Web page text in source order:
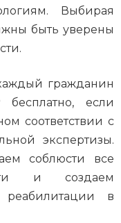
Выбирая
быть уверены
гражданин
если
соответствии с
экспертизы.
соблюсти все
и создаем
в